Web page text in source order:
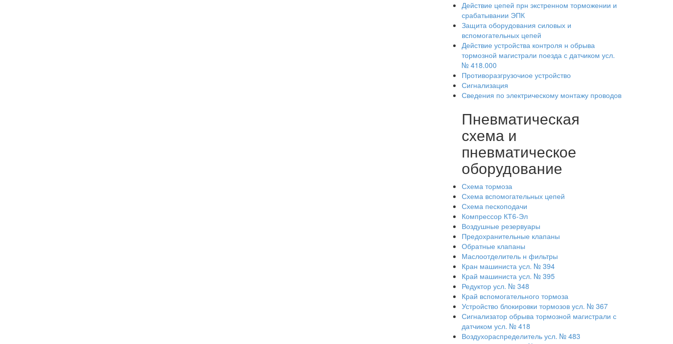
Действие цепей прн экстренном торможении и
срабатывании ЭПК
Защита оборудования силовых и
вспомогательных цепей
Действие устройства контроля н обрыва
тормозной магистрали поезда с датчиком усл.
№ 418.000
Противоразгрузочиое устройство
Сигнализация
Сведения по электрическому монтажу проводов
Пневматическая
схема и
пневматическое
оборудование
Схема тормоза
Схема вспомогательных цепей
Схема пескоподачи
Компрессор КТ6-Эл
Воздушные резервуары
Предохранительные клапаны
Обратные клапаны
Маслоотделитель н фильтры
Кран машиниста усл. № 394
Край машиниста усл. № 395
Редуктор усл. № 348
Край вспомогательного тормоза
Устройство блокировки тормозов усл. № 367
Сигнализатор обрыва тормозной магистрали с
датчиком усл. № 418
Воздухораспределитель усл. № 483